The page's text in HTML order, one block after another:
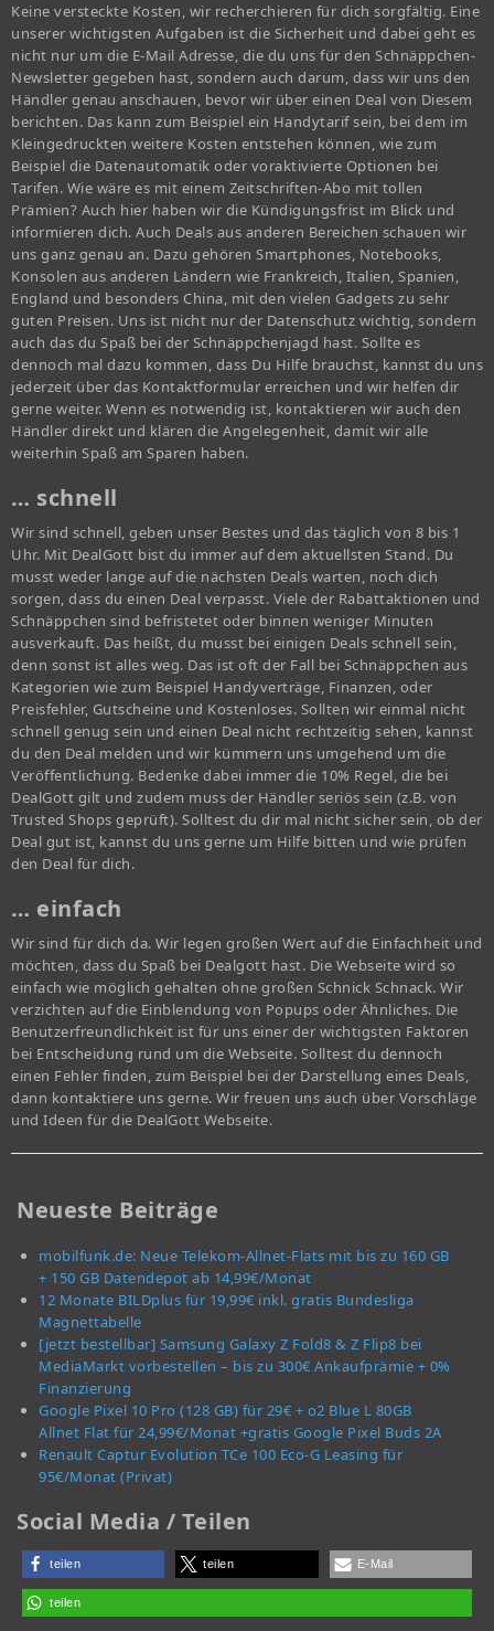
Keine versteckte Kosten, wir recherchieren für dich sorgfältig. Eine
unserer wichtigsten Aufgaben ist die Sicherheit und dabei geht es
nicht nur um die E-Mail Adresse, die du uns für den Schnäppchen-
Newsletter gegeben hast, sondern auch darum, dass wir uns den
Händler genau anschauen, bevor wir über einen Deal von Diesem
berichten. Das kann zum Beispiel ein Handytarif sein, bei dem im
Kleingedruckten weitere Kosten entstehen können, wie zum
Beispiel die Datenautomatik oder voraktivierte Optionen bei
Tarifen. Wie wäre es mit einem Zeitschriften-Abo mit tollen
Prämien? Auch hier haben wir die Kündigungsfrist im Blick und
informieren dich. Auch Deals aus anderen Bereichen schauen wir
uns ganz genau an. Dazu gehören Smartphones, Notebooks,
Konsolen aus anderen Ländern wie Frankreich, Italien, Spanien,
England und besonders China, mit den vielen Gadgets zu sehr
guten Preisen. Uns ist nicht nur der Datenschutz wichtig, sondern
auch das du Spaß bei der Schnäppchenjagd hast. Sollte es
dennoch mal dazu kommen, dass Du Hilfe brauchst, kannst du uns
jederzeit über das Kontaktformular erreichen und wir helfen dir
gerne weiter. Wenn es notwendig ist, kontaktieren wir auch den
Händler direkt und klären die Angelegenheit, damit wir alle
weiterhin Spaß am Sparen haben.
… schnell
Wir sind schnell, geben unser Bestes und das täglich von 8 bis 1
Uhr. Mit DealGott bist du immer auf dem aktuellsten Stand. Du
musst weder lange auf die nächsten Deals warten, noch dich
sorgen, dass du einen Deal verpasst. Viele der Rabattaktionen und
Schnäppchen sind befristetet oder binnen weniger Minuten
ausverkauft. Das heißt, du musst bei einigen Deals schnell sein,
denn sonst ist alles weg. Das ist oft der Fall bei Schnäppchen aus
Kategorien wie zum Beispiel Handyverträge, Finanzen, oder
Preisfehler, Gutscheine und Kostenloses. Sollten wir einmal nicht
schnell genug sein und einen Deal nicht rechtzeitig sehen, kannst
du den Deal melden und wir kümmern uns umgehend um die
Veröffentlichung. Bedenke dabei immer die 10% Regel, die bei
DealGott gilt und zudem muss der Händler seriös sein (z.B. von
Trusted Shops geprüft). Solltest du dir mal nicht sicher sein, ob der
Deal gut ist, kannst du uns gerne um Hilfe bitten und wie prüfen
den Deal für dich.
… einfach
Wir sind für dich da. Wir legen großen Wert auf die Einfachheit und
möchten, dass du Spaß bei Dealgott hast. Die Webseite wird so
einfach wie möglich gehalten ohne großen Schnick Schnack. Wir
verzichten auf die Einblendung von Popups oder Ähnliches. Die
Benutzerfreundlichkeit ist für uns einer der wichtigsten Faktoren
bei Entscheidung rund um die Webseite. Solltest du dennoch
einen Fehler finden, zum Beispiel bei der Darstellung eines Deals,
dann kontaktiere uns gerne. Wir freuen uns auch über Vorschläge
und Ideen für die DealGott Webseite.
Neueste Beiträge
mobilfunk.de: Neue Telekom-Allnet-Flats mit bis zu 160 GB
+ 150 GB Datendepot ab 14,99€/Monat
12 Monate BILDplus für 19,99€ inkl. gratis Bundesliga
Magnettabelle
[jetzt bestellbar] Samsung Galaxy Z Fold8 & Z Flip8 bei
MediaMarkt vorbestellen – bis zu 300€ Ankaufprämie + 0%
Finanzierung
Google Pixel 10 Pro (128 GB) für 29€ + o2 Blue L 80GB
Allnet Flat für 24,99€/Monat +gratis Google Pixel Buds 2A
Renault Captur Evolution TCe 100 Eco-G Leasing für
95€/Monat (Privat)
Social Media / Teilen
teilen teilen E-Mail
teilen